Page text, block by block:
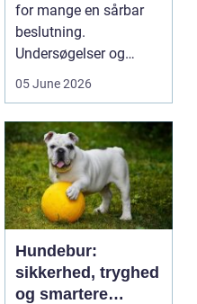
for mange en sårbar
beslutning.
Undersøgelser og
behandlinger foregår i
05 June 2026
Hundebur:
sikkerhed, tryghed
og smartere